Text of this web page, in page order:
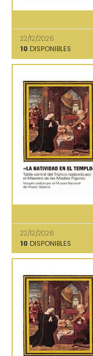
22/12/2026
10 DISPONIBLES
22/12/2026
10 DISPONIBLES